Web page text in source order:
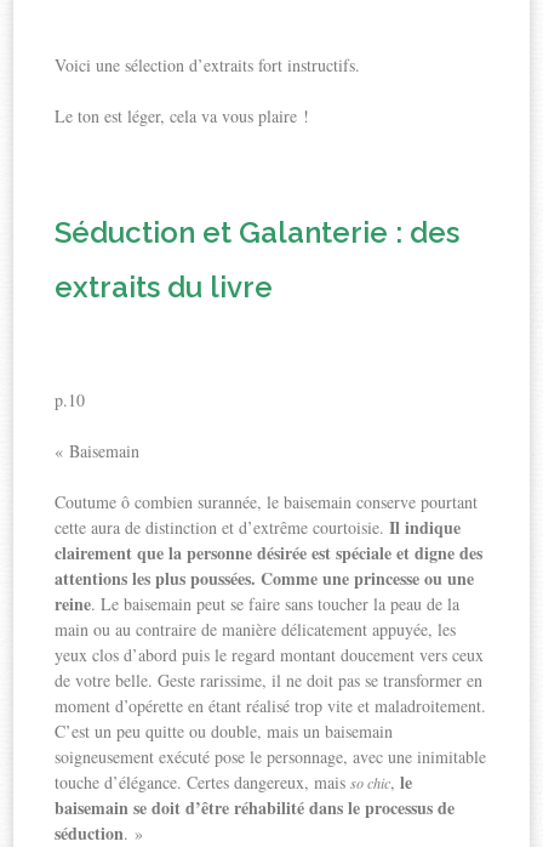
Voici une sélection d’extraits fort instructifs.
Le ton est léger, cela va vous plaire !
Séduction et Galanterie : des
extraits du livre
p.10
« Baisemain
Coutume ô combien surannée, le baisemain conserve pourtant
cette aura de distinction et d’extrême courtoisie.Il indique
clairement que la personne désirée est spéciale et digne des
attentions les plus poussées. Comme une princesse ou une
reine. Le baisemain peut se faire sans toucher la peau de la
main ou au contraire de manière délicatement appuyée, les
yeux clos d’abord puis le regard montant doucement vers ceux
de votre belle. Geste rarissime, il ne doit pas se transformer en
moment d’opérette en étant réalisé trop vite et maladroitement.
C’est un peu quitte ou double, mais un baisemain
soigneusement exécuté pose le personnage, avec une inimitable
touche d’élégance. Certes dangereux, maisso chic,le
baisemain se doit d’être réhabilité dans le processus de
séduction. »